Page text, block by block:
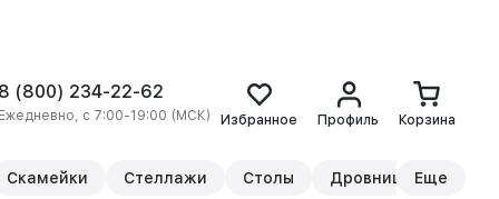
(800) 234-22-62
с 7:00-19:00 (МСК) Избранное Профиль Корзина
Скамейки Стеллажи Столы Дровницы Еще